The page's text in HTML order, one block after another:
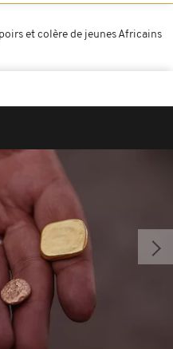
et colère de jeunes Africains